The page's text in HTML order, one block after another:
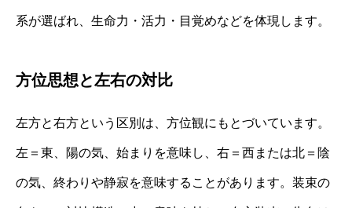
系が選ばれ、生命力・活力・目覚めなどを体現します。
方位思想と左右の対比
左方と右方という区別は、方位観にもとづいています。
左＝東、陽の気、始まりを意味し、右＝西または北＝陰
の気、終わりや静寂を意味することがあります。装束の